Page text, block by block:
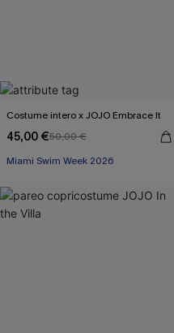
Costume intero x JOJO Embrace It
45,00 €50,00 €
Miami Swim Week 2026